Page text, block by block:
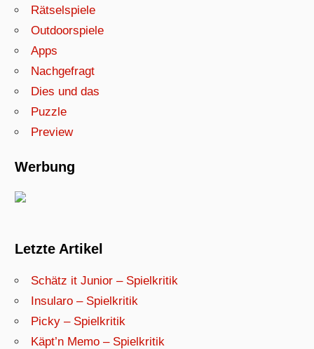
Rätselspiele
Outdoorspiele
Apps
Nachgefragt
Dies und das
Puzzle
Preview
Werbung
Letzte Artikel
Schätz it Junior – Spielkritik
Insularo – Spielkritik
Picky – Spielkritik
Käpt’n Memo – Spielkritik